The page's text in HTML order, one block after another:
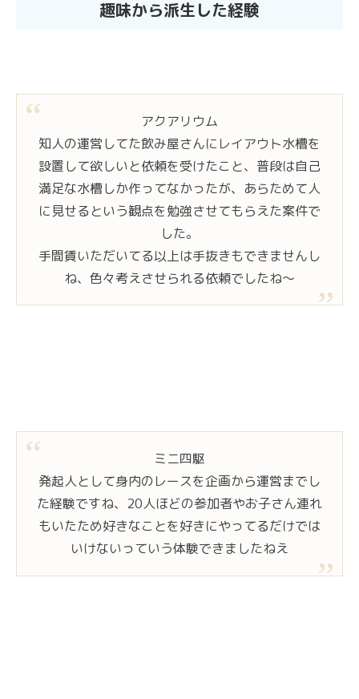
趣味から派生した経験
アクアリウム
知人の運営してた飲み屋さんにレイアウト水槽を
設置して欲しいと依頼を受けたこと、普段は自己
満足な水槽しか作ってなかったが、あらためて人
に見せるという観点を勉強させてもらえた案件で
した。
手間賃いただいてる以上は手抜きもできませんし
ね、色々考えさせられる依頼でしたね～
ミニ四駆
発起人として身内のレースを企画から運営までし
た経験ですね、20人ほどの参加者やお子さん連れ
もいたため好きなことを好きにやってるだけでは
いけないっていう体験できましたねえ